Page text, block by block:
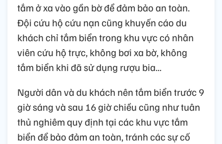
tắm ở xa vào gần bờ để đảm bảo an toàn.
Đội cứu hộ cứu nạn cũng khuyến cáo du
khách chỉ tắm biển trong khu vực có nhân
viên cứu hộ trực, không bơi xa bờ, không
tắm biển khi đã sử dụng rượu bia...
Người dân và du khách nên tắm biển trước 9
giờ sáng và sau 16 giờ chiều cũng như tuân
thủ nghiêm quy định tại các khu vực tắm
biển để bảo đảm an toàn, tránh các sự cố